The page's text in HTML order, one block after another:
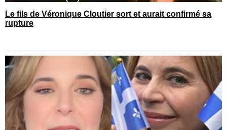
Le fils de Véronique Cloutier sort et aurait confirmé sa
rupture